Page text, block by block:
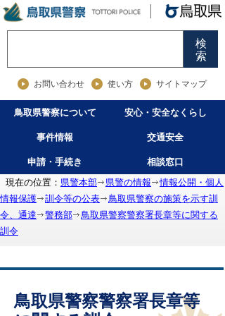
検
索
お問い合わせ 使い方 サイトマップ
鳥取県警察について 安心・安全なくらし
事件情報 交通安全
申請・手続き
相談窓口
現在の位置： 県警本部 県警の情報
情報公開・個人
情報保護
訓令等の公表
鳥取県警察の施策を示す訓
令、通達
警務部
鳥取県警察警察署長章等に関する
訓令
鳥取県警察警察署長章等